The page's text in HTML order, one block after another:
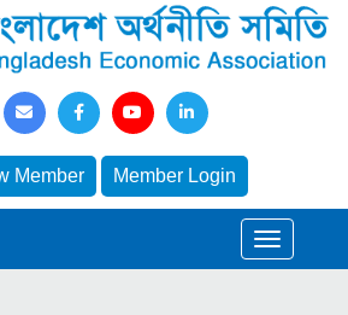
Member Member Login